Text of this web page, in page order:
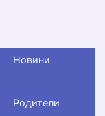
Новини
Родители